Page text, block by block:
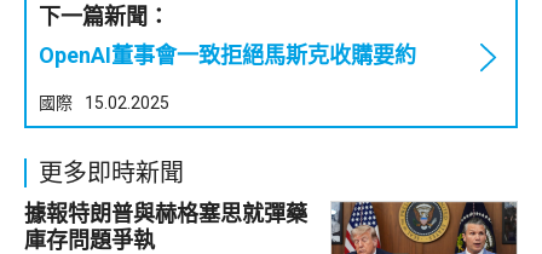
下一篇新聞：
OpenAI董事會一致拒絕馬斯克收購要約
國際 15.02.2025
更多即時新聞
據報特朗普與赫格塞思就彈藥
庫存問題爭執